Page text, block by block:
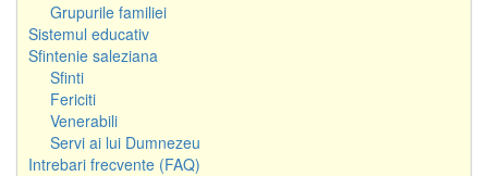
Grupurile familiei
Sistemul educativ
Sfintenie saleziana
Sfinti
Fericiti
Venerabili
Servi ai lui Dumnezeu
Intrebari frecvente (FAQ)